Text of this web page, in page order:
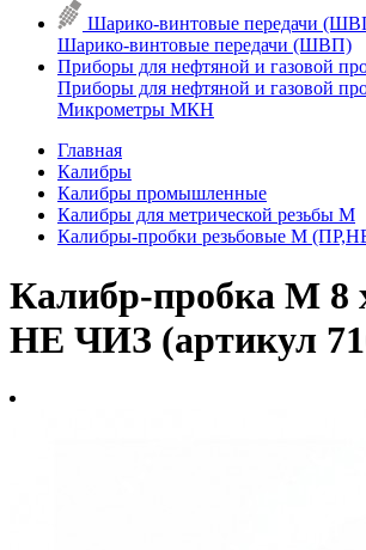
Шарико-винтовые передачи
Шарико-винтовые передачи (ШВП)
Приборы для нефтяной и газовой
Приборы для нефтяной и газовой
Микрометры МКН
Главная
Калибры
Калибры промышленные
Калибры для метрической резьбы М
Калибры-пробки резьбовые М
Калибр-пробка М 8
НЕ ЧИЗ (артикул